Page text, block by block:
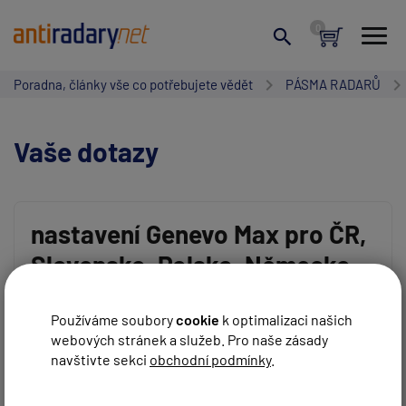
Používáme souborycookie k optimalizaci našich
webových stránek a služeb. Pro naše zásady
navštivte sekci obchodní podmínky.
Poradna, články vše co potřebujete vědět PÁSMA RADARŮ
Vaše dotazy
Vaše jméno:
Váš e-mail:
nastavení Genevo Max pro ČR,
Slovensko, Polsko, Německo,
Chorvatsko
PÁSMA RADARŮ
NASTAVENÍ DETEKTORU
ANTIRADARY ČESKO